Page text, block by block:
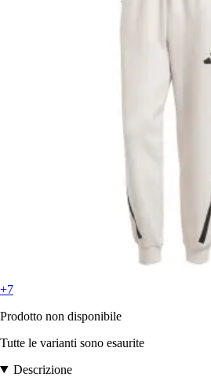
+7
Prodotto non disponibile
Tutte le varianti sono esaurite
Descrizione